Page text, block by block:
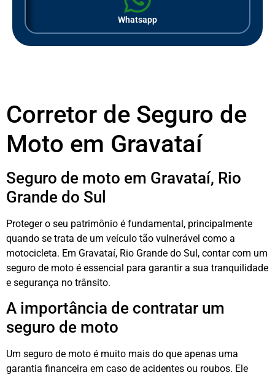
Whatsapp
Corretor de Seguro de
Moto em Gravataí
Seguro de moto em Gravataí, Rio
Grande do Sul
Proteger o seu patrimônio é fundamental, principalmente
quando se trata de um veículo tão vulnerável como a
motocicleta. Em Gravataí, Rio Grande do Sul, contar com um
seguro de moto é essencial para garantir a sua tranquilidade
e segurança no trânsito.
A importância de contratar um
seguro de moto
Um seguro de moto é muito mais do que apenas uma
garantia financeira em caso de acidentes ou roubos. Ele